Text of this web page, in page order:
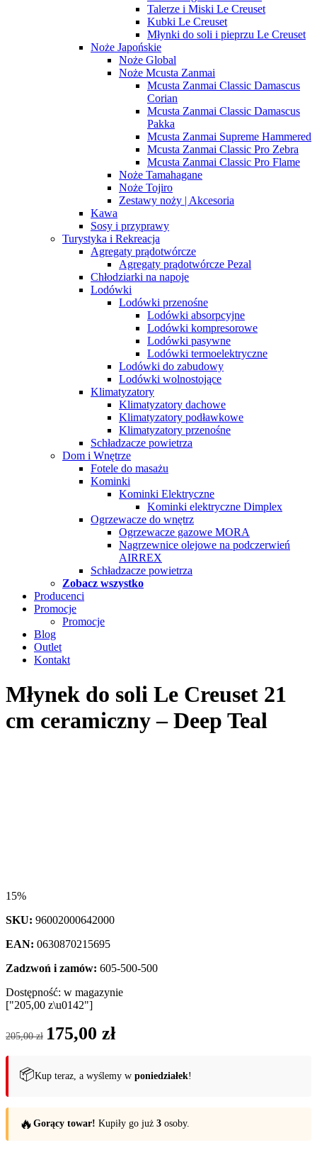
Talerze i Miski Le Creuset
Kubki Le Creuset
Młynki do soli i pieprzu Le Creuset
Noże Japońskie
Noże Global
Noże Mcusta Zanmai
Mcusta Zanmai Classic Damascus
Corian
Mcusta Zanmai Classic Damascus
Pakka
Mcusta Zanmai Supreme Hammered
Mcusta Zanmai Classic Pro Zebra
Mcusta Zanmai Classic Pro Flame
Noże Tamahagane
Noże Tojiro
Zestawy noży | Akcesoria
Kawa
Sosy i przyprawy
Turystyka i Rekreacja
Agregaty prądotwórcze
Agregaty prądotwórcze Pezal
Chłodziarki na napoje
Lodówki
Lodówki przenośne
Lodówki absorpcyjne
Lodówki kompresorowe
Lodówki pasywne
Lodówki termoelektryczne
Lodówki do zabudowy
Lodówki wolnostojące
Klimatyzatory
Klimatyzatory dachowe
Klimatyzatory podławkowe
Klimatyzatory przenośne
Schładzacze powietrza
Dom i Wnętrze
Fotele do masażu
Kominki
Kominki Elektryczne
Kominki elektryczne Dimplex
Ogrzewacze do wnętrz
Ogrzewacze gazowe MORA
Nagrzewnice olejowe na podczerwień
AIRREX
Schładzacze powietrza
Zobacz wszystko
Producenci
Promocje
Promocje
Blog
Outlet
Kontakt
Młynek do soli Le Creuset 21
cm ceramiczny – Deep Teal
15%
SKU: 96002000642000
EAN: 0630870215695
Zadzwoń i zamów: 605-500-500
Dostępność: w magazynie
["205,00 z\u0142"]
205,00zł
Pierwotna
cena
175,00 złcena
📦Kup teraz, a wyślemy w poniedziałek!
🔥 Gorący towar! Kupiły go już 3 osoby.